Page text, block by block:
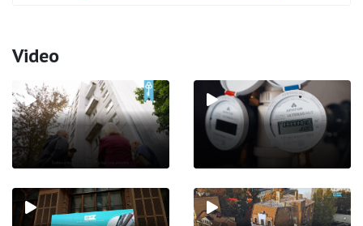
Video